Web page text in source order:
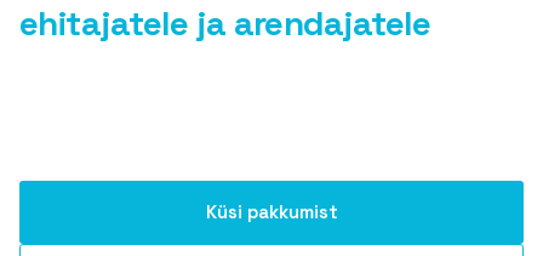
ehitajatele ja arendajatele
Küsi pakkumist